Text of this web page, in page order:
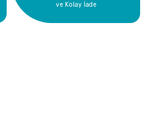
ve Kolay İade